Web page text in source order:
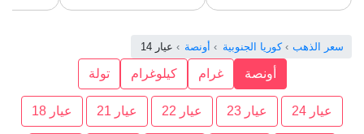
سعر الذهب كوريا الجنوبية أونصة عيار 14
أونصة غرام كيلوغرام تولة
عيار 24 عيار 23 عيار 22 عيار 21 عيار 18